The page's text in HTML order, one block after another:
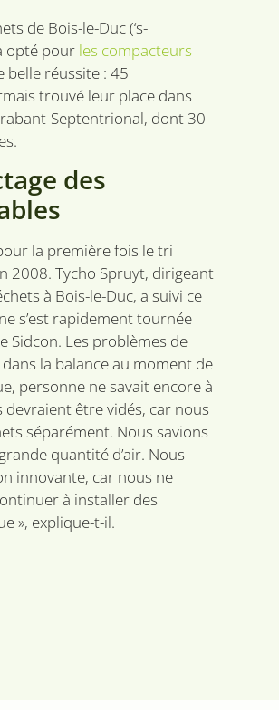
de Bois-le-Duc (‘s-
opté pour les compacteurs
belle réussite : 45
trouvé leur place dans
Septentrional, dont 30
des
la première fois le tri
2008. Tycho Spruyt, dirigeant
à Bois-le-Duc, a suivi ce
s’est rapidement tournée
Sidcon. Les problèmes de
la balance au moment de
personne ne savait encore à
être vidés, car nous
séparément. Nous savions
quantité d’air. Nous
innovante, car nous ne
à installer des
», explique-t-il.